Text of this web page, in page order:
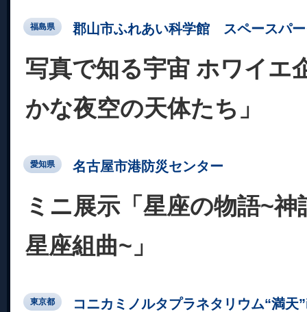
福島県 郡山市ふれあい科学館 スペースパ
写真で知る宇宙 ホワイエ
かな夜空の天体たち」
愛知県 名古屋市港防災センター
ミニ展示「星座の物語~
星座組曲~」
東京都 コニカミノルタプラネタリウム“満